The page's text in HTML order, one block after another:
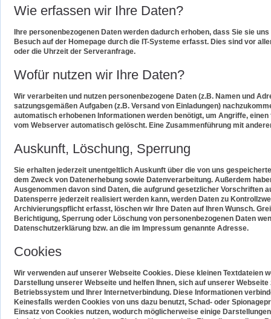
Wie erfassen wir Ihre Daten?
Ihre personenbezogenen Daten werden dadurch erhoben, dass Sie sie
Besuch auf der Homepage durch die IT-Systeme erfasst. Dies sind vor
oder die Uhrzeit der Serveranfrage.
Wofür nutzen wir Ihre Daten?
Wir verarbeiten und nutzen personenbezogene Daten (z.B. Namen und
satzungsgemäßen Aufgaben (z.B. Versand von Einladungen)
automatisch erhobenen Informationen werden benötigt, um Angriffe,
vom Webserver automatisch gelöscht. Eine Zusammenführung mit
Auskunft, Löschung, Sperrung
Sie erhalten jederzeit unentgeltlich Auskunft über die von uns
dem Zweck von Datenerhebung sowie Datenverarbeitung. Außerdem
Ausgenommen davon sind Daten, die aufgrund gesetzlicher Vorschriften
Datensperre jederzeit realisiert werden kann, werden Daten zu
Archivierungspflicht erfasst, löschen wir Ihre Daten auf Ihren Wunsch.
Berichtigung, Sperrung oder Löschung von personenbezogenen Daten
Datenschutzerklärung bzw. an die im Impressum genannte Adresse.
Cookies
Wir verwenden auf unserer Webseite Cookies. Diese kleinen Textdateien
Darstellung unserer Webseite und helfen Ihnen, sich auf unserer
Betriebssystem und Ihrer Internetverbindung. Diese Informationen
Keinesfalls werden Cookies von uns dazu benutzt, Schad- oder
Einsatz von Cookies nutzen, wodurch möglicherweise einige